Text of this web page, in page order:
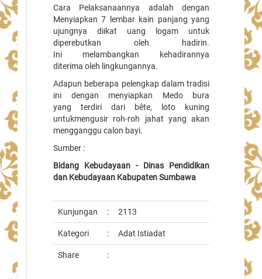
Cara Pelaksanaannya adalah dengan
Menyiapkan 7 lembar kain panjang yang
ujungnya diikat uang logam untuk
diperebutkan oleh hadirin.
Ini melambangkan kehadirannya
diterima oleh lingkungannya.
Adapun beberapa pelengkap dalam tradisi
ini dengan menyiapkan Medo bura
yang terdiri dari bête, loto kuning
untukmengusir roh-roh jahat yang akan
mengganggu calon bayi.
Sumber :
Bidang Kebudayaan - Dinas Pendidikan
dan Kebudayaan Kabupaten Sumbawa
Kunjungan : 2113
Kategori : Adat Istiadat
Share :